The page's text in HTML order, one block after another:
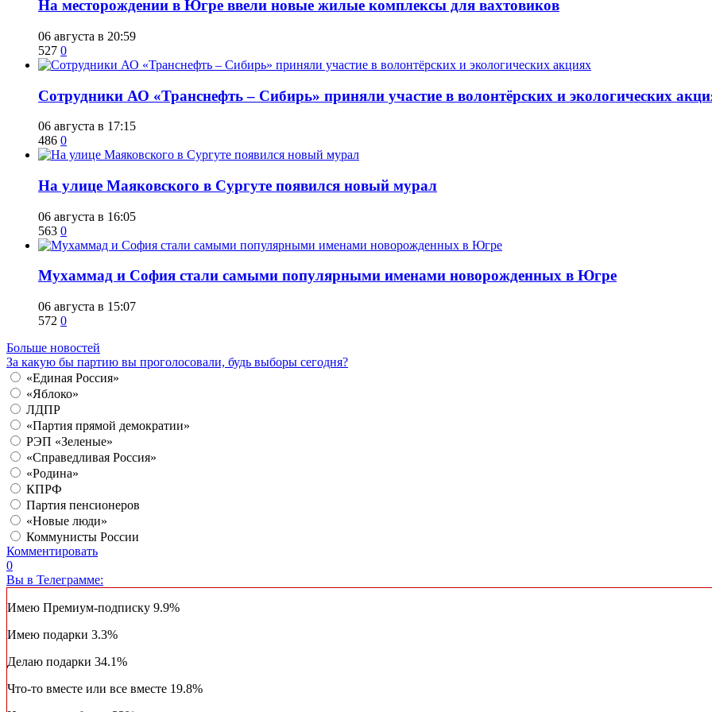
​На месторождении в Югре ввели новые жилые комплексы для вахтовиков
06 августа в 20:59
527 0
Сотрудники АО «Транснефть – Сибирь» приняли участие в волонтёрских и экологических
06 августа в 17:15
486 0
​На улице Маяковского в Сургуте появился новый мурал
06 августа в 16:05
563 0
​Мухаммад и София стали самыми популярными именами новорожденных в Югре
06 августа в 15:07
572 0
Больше новостей
За какую бы партию вы проголосовали, будь выборы сегодня?
«Единая Россия»
«Яблоко»
ЛДПР
«Партия прямой демократии»
РЭП «Зеленые»
«Справедливая Россия»
«Родина»
КПРФ
Партия пенсионеров
«Новые люди»
Коммунисты России
Комментировать
0
Вы в Телеграмме:
Имею Премиум-подписку 9.9%
Имею подарки 3.3%
Делаю подарки 34.1%
Что-то вместе или все вместе 19.8%